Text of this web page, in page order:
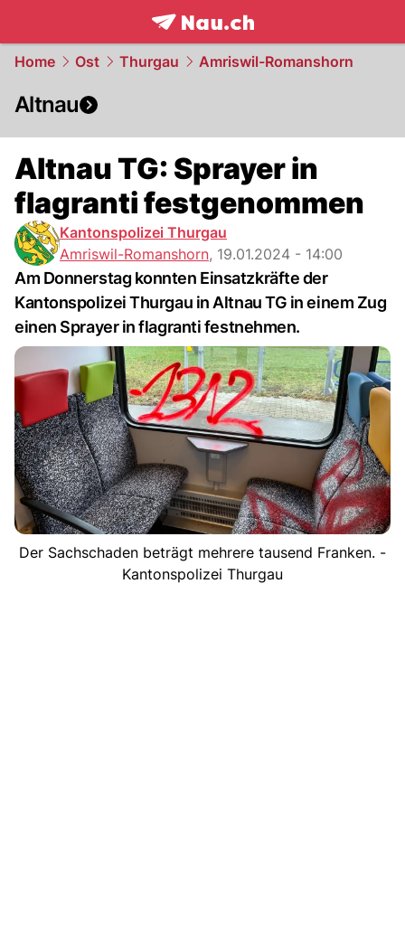
frontpage.NAU.ch
Home Ost Thurgau Amriswil-Romanshorn
Altnau
Altnau TG: Sprayer in
flagranti festgenommen
Kantonspolizei Thurgau
Amriswil-Romanshorn, 19.01.2024 - 14:00
Am Donnerstag konnten Einsatzkräfte der
Kantonspolizei Thurgau in Altnau TG in einem Zug
einen Sprayer in flagranti festnehmen.
Der Sachschaden beträgt mehrere tausend Franken. -
Kantonspolizei Thurgau